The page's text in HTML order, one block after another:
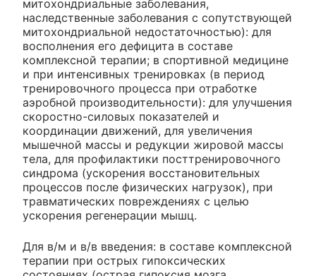
митохондриальные заболевания,
наследственные заболевания с сопутствующей
митохондриальной недостаточностью): для
восполнения его дефицита в составе
комплексной терапии; в спортивной медицине
и при интенсивных тренировках (в период
тренировочного процесса при отработке
аэробной производительности): для улучшения
скоростно-силовых показателей и
координации движений, для увеличения
мышечной массы и редукции жировой массы
тела, для профилактики посттренировочного
синдрома (ускорения восстановительных
процессов после физических нагрузок), при
травматических повреждениях с целью
ускорения регенерации мышц.
Для в/м и в/в введения: в составе комплексной
терапии при острых гипоксических